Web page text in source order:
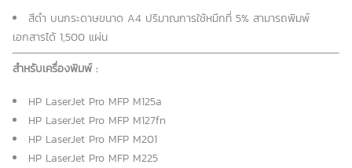
สีดำ บนกระดาษขนาด A4 ปริมาณการใช้หมึกที่ 5% สามารถพิมพ์
เอกสารได้ 1,500 แผ่น
สำหรับเครื่องพิมพ์ :
HP LaserJet Pro MFP M125a
HP LaserJet Pro MFP M127fn
HP LaserJet Pro MFP M201
HP LaserJet Pro MFP M225